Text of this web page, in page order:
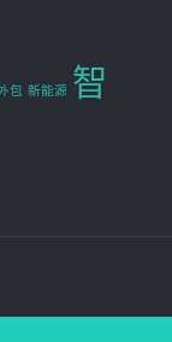
包 新能源 智